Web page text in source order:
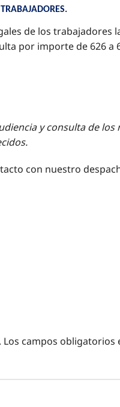
de los
por importe de 626 a
y consulta de
con nuestro
Los campos obligatorios